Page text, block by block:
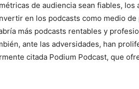
de audiencia sean fiables, los
en los podcasts como medio
más podcasts rentables y
ante las adversidades, han
citada Podium Podcast, que